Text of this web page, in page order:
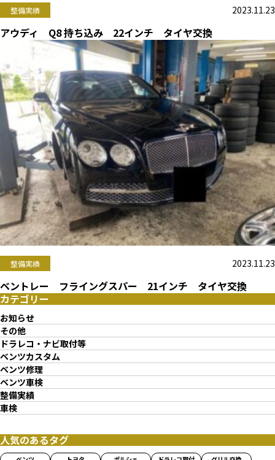
整備実績 2023.11.23
アウディ Q8 持ち込み 22インチ タイヤ交換
整備実績 2023.11.23
ベントレー フライングスパー 21インチ タイヤ交換
カテゴリー
お知らせ
その他
ドラレコ・ナビ取付等
ベンツカスタム
ベンツ修理
ベンツ車検
整備実績
車検
人気のあるタグ